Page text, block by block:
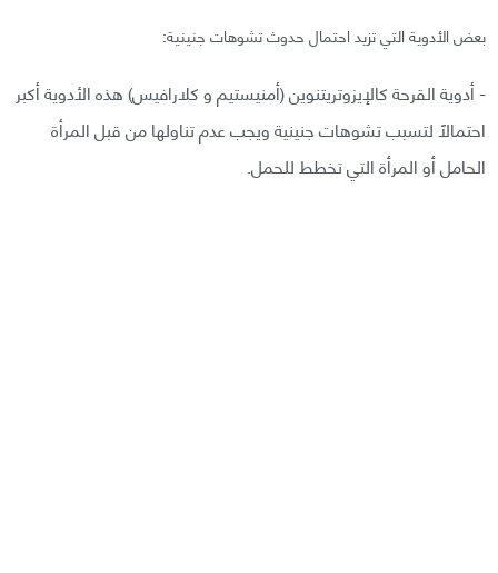
بعض الأدوية التي تزيد احتمال حدوث تشوهات جنينية:
- أدوية القرحة كالإيزوتريتنوين (أمنيستيم و كلارافيس) هذه الأدوية أكبر
احتمالًا لتسبب تشوهات جنينية ويجب عدم تناولها من قبل المرأة
الحامل أو المرأة التي تخطط للحمل.